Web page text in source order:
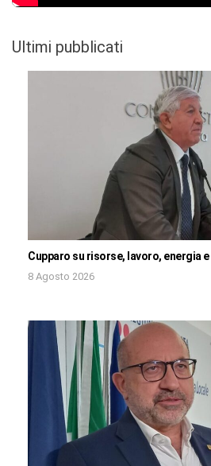
Ultimi pubblicati
Cupparo su risorse, lavoro, energia
8 Agosto 2026